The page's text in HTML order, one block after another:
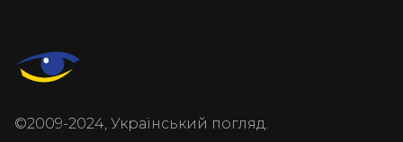
©2009-2024, Український погляд.